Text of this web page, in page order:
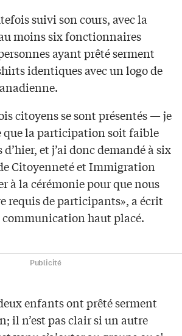
suivi son cours, avec la
moins six fonctionnaires
ayant prêté serment
identiques avec un logo de
citoyens se sont présentés — je
que la participation soit faible
et j’ai donc demandé à six
Citoyenneté et Immigration
à la cérémonie pour que nous
requis de participants», a écrit
haut placé.
Publicité
enfants ont prêté serment
il n’est pas clair si un autre